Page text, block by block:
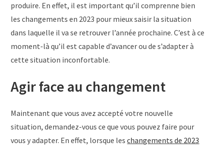
produire. En effet, il est important qu’il comprenne bien
les changements en 2023 pour mieux saisir la situation
dans laquelle il va se retrouver l’année prochaine. C’est à ce
moment-là qu’il est capable d’avancer ou de s’adapter à
cette situation inconfortable.
Agir face au changement
Maintenant que vous avez accepté votre nouvelle
situation, demandez-vous ce que vous pouvez faire pour
vous y adapter. En effet, lorsque leschangements de 2023